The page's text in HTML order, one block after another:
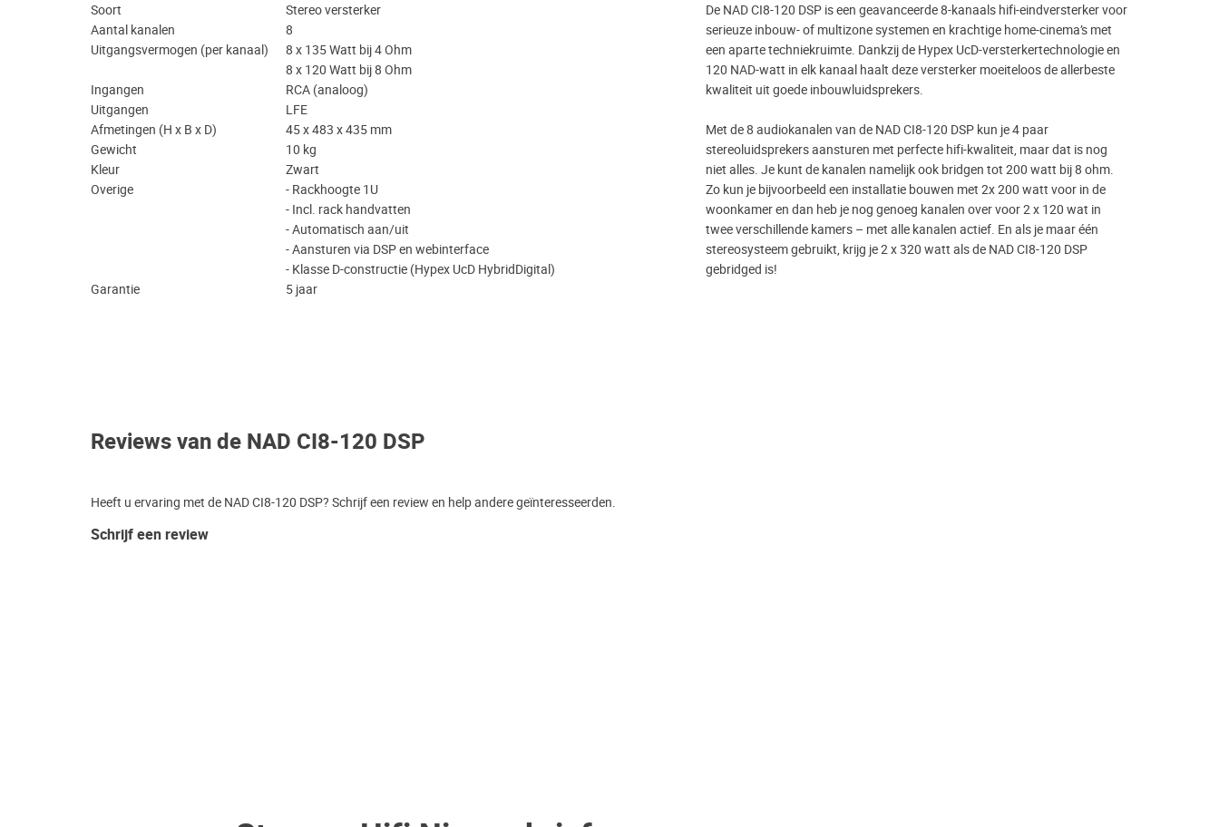
Soort
Stereo versterker
Aantal kanalen
8
Uitgangsvermogen (per kanaal)
8 x 135 Watt bij 4 Ohm
8 x 120 Watt bij 8 Ohm
Ingangen
RCA (analoog)
Uitgangen
LFE
Afmetingen (H x B x D)
45 x 483 x 435 mm
Gewicht
10 kg
Kleur
Zwart
Overige
- Rackhoogte 1U
- Incl. rack handvatten
- Automatisch aan/uit
- Aansturen via DSP en webinterface
​- Klasse D-constructie (Hypex UcD HybridDigital)
Garantie
5 jaar
De NAD CI8-120 DSP is een geavanceerde 8-kanaals hifi-eindversterker voor
serieuze inbouw- of multizone systemen en krachtige home-cinema’s met
een aparte techniekruimte. Dankzij de Hypex UcD-versterkertechnologie en
120 NAD-watt in elk kanaal haalt deze versterker moeiteloos de allerbeste
kwaliteit uit goede inbouwluidsprekers.
Met de 8 audiokanalen van de NAD CI8-120 DSP kun je 4 paar
stereoluidsprekers aansturen met perfecte hifi-kwaliteit, maar dat is nog
niet alles. Je kunt de kanalen namelijk ook bridgen tot 200 watt bij 8 ohm.
Zo kun je bijvoorbeeld een installatie bouwen met 2x 200 watt voor in de
woonkamer en dan heb je nog genoeg kanalen over voor 2 x 120 wat in
twee verschillende kamers – met alle kanalen actief. En als je maar één
stereosysteem gebruikt, krijg je 2 x 320 watt als de NAD CI8-120 DSP
gebridged is!
Reviews van de NAD CI8-120 DSP
Heeft u ervaring met de NAD CI8-120 DSP? Schrijf een review en help andere geïnteresseerden.
Schrijf een review